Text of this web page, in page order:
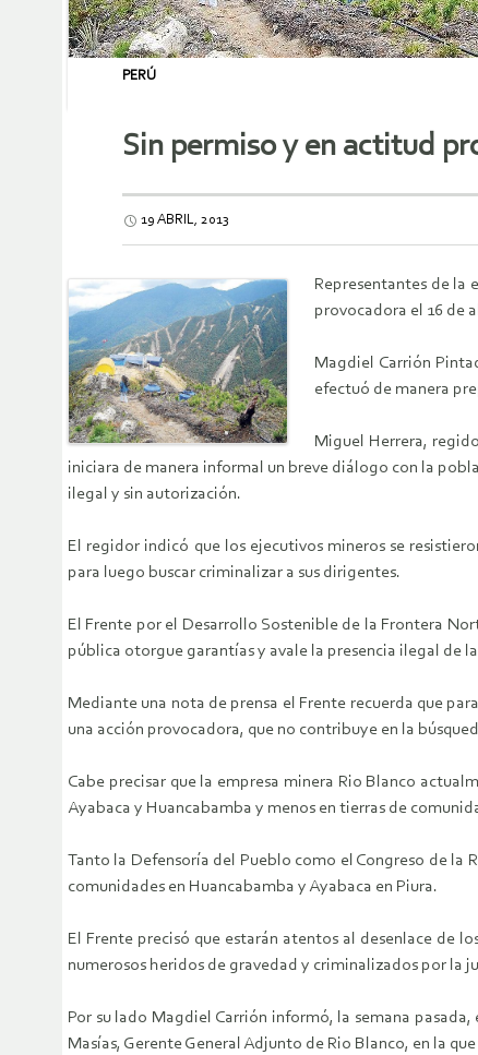
PERÚ
Sin permiso y en actitud
19 ABRIL, 2013
Representantes de la
provocadora el 16 de
Magdiel Carrión
efectuó de manera
Miguel Herrera,
iniciara de manera informal un breve diálogo con la
ilegal y sin autorización.
El regidor indicó que los ejecutivos mineros se
para luego buscar criminalizar a sus dirigentes.
El Frente por el Desarrollo Sostenible de la Frontera
pública otorgue garantías y avale la presencia ilegal de
Mediante una nota de prensa el Frente recuerda que
una acción provocadora, que no contribuye en la
Cabe precisar que la empresa minera Rio Blanco
Ayabaca y Huancabamba y menos en tierras de
Tanto la Defensoría del Pueblo como el Congreso de la
comunidades en Huancabamba y Ayabaca en Piura.
El Frente precisó que estarán atentos al desenlace de
numerosos heridos de gravedad y criminalizados por la
Por su lado Magdiel Carrión informó, la semana
Masías, Gerente General Adjunto de Rio Blanco, en la